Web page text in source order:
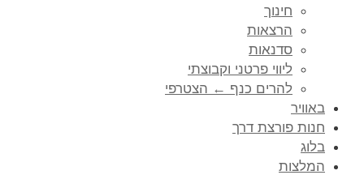
חינוך
הרצאות
סדנאות
ליווי פרטני וקבוצתי
להרים כנף ← הצטרפי
באוויר
חנות פורצת דרך
בלוג
המלצות